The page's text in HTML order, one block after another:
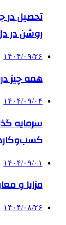
تحصیل در
روشن در
۱۴۰۴/۰۹/۲۶
همه چیز
۱۴۰۴/۰۹/۰۴
سرمایه
۱۴۰۴/۰۹/۰۱
مزایا و
۱۴۰۴/۰۸/۲۶